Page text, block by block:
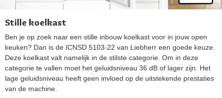
Stille koelkast
Ben je op zoek naar een stille inbouw koelkast voor in jouw open
keuken? Dan is de ICNSD 5103-22 van Liebherr een goede keuze.
Deze koelkast valt namelijk in de stilste categorie. Om in deze
categorie te vallen moet het geluidsniveau 36 dB of lager zijn. Het
lage geluidsniveau heeft geen invloed op de uitstekende prestaties
van de machine.